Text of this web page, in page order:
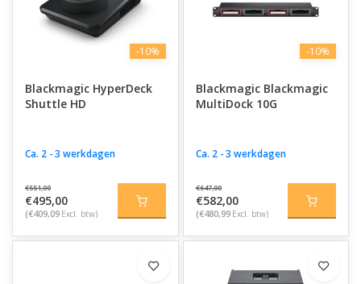
-10%
Blackmagic HyperDeck
Shuttle HD
Ca. 2 - 3 werkdagen
€551,00
€495,00
(€409,09 Excl. btw)
-10%
Blackmagic Blackmagic
MultiDock 10G
Ca. 2 - 3 werkdagen
€647,00
€582,00
(€480,99 Excl. btw)